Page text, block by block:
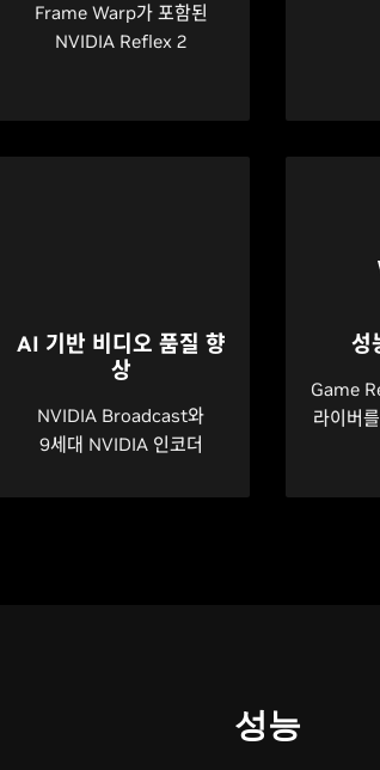
Frame Warp가 포함된
NVIDIA Reflex 2
AI 기반 비디오 품질 향
상
NVIDIA Broadcast와
9세대 NVIDIA 인코더
성
Game
라이버
성능